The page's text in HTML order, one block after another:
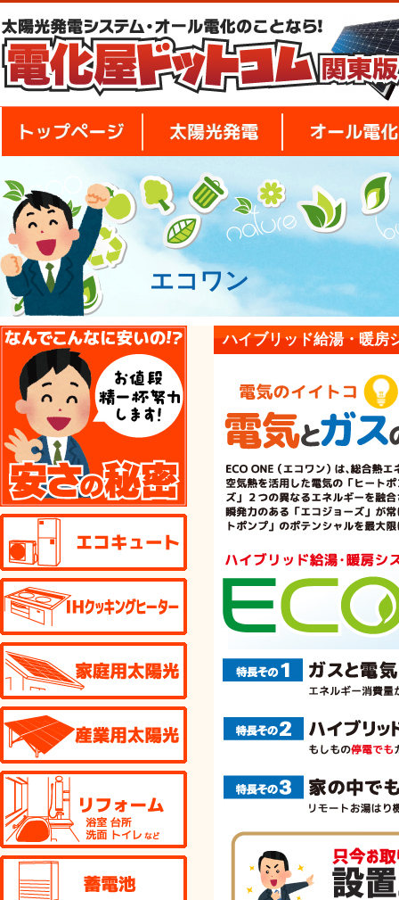
トップページ 太陽光発電
エコワン
ハイブリッド給湯・暖房
安さの秘密
エコキュート
IHクッキングヒーター
産業用太陽光発電
リフォーム